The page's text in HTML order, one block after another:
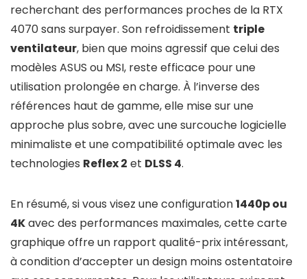
recherchant des performances proches de la RTX
4070 sans surpayer. Son refroidissement triple
ventilateur, bien que moins agressif que celui des
modèles ASUS ou MSI, reste efficace pour une
utilisation prolongée en charge. À l’inverse des
références haut de gamme, elle mise sur une
approche plus sobre, avec une surcouche logicielle
minimaliste et une compatibilité optimale avec les
technologies Reflex 2 et DLSS 4.
En résumé, si vous visez une configuration1440p ou
4Kavec des performances maximales, cette carte
graphique offre un rapport qualité-prix intéressant,
à condition d’accepter un design moins ostentatoire